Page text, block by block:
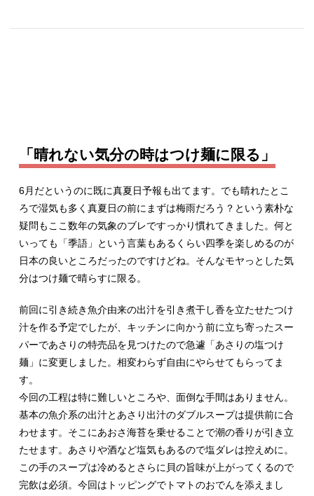
「晴れない気分の時はつけ麺に限る」
6月だというのに既に真夏日予報も出てます。でも晴れたとこ
ろで湿気も多く真夏日の前にまずは梅雨だろう？という素朴な
疑問もここ数年の気象のブレですっかり慣れてきました。何と
いっても「季語」という言葉もあるくらい四季を楽しめるのが
日本の良いところだったのですけどね。そんなモヤっとした気
分はつけ麺で晴らすに限る。
前回に引き続き魚介由来の出汁を引き煮干し香を立たせたつけ
汁を作る予定でしたが、キッチンに向かう前に立ち寄ったスー
パーであさりの特売品を見つけたので急遽「あさりの塩つけ
麺」に変更しました。相変わらず自由にやらせてもらってま
す。
今回の工程は特に難しいところや、面倒な手間はありません。
基本の魚介系の出汁とあさり出汁のダブルスープは提供前に合
わせます。そこにあおさ海苔を乗せることで潮の香りが引き立
たせます。あさりや酒など塩気もあるので塩ダレは控えめに。
この手のスープは冷めるとさらに貝の旨味が上がってくるので
完飲は必須。今回はトッピングでトマトのおでんを添えまし